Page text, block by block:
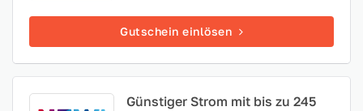
Gutschein einlösen
Günstiger Strom mit bis zu 245